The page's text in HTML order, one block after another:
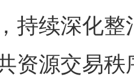
持续深化
资源交易秩